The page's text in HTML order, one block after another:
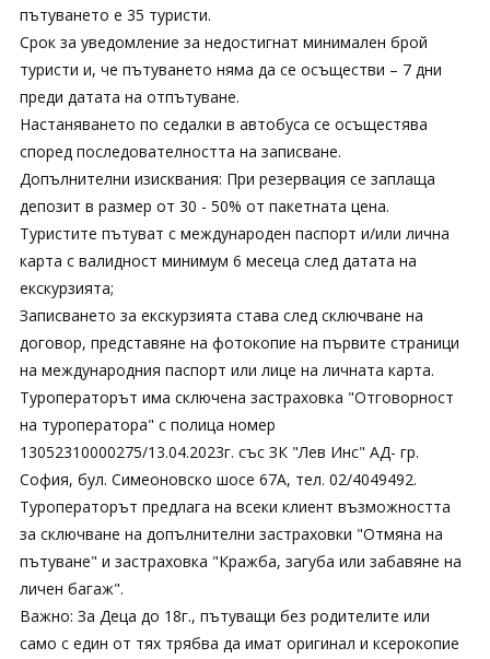
пътуването е 35 туристи.
Срок за уведомление за недостигнат минимален брой
туристи и, че пътуването няма да се осъществи – 7 дни
преди датата на отпътуване.
Настаняването по седалки в автобуса се осъщестява
според последователността на записване.
Допълнителни изисквания: При резервация се заплаща
депозит в размер от 30 - 50% от пакетната цена.
Туристите пътуват с международен паспорт и/или лична
карта с валидност минимум 6 месеца след датата на
екскурзията;
Записването за екскурзията става след сключване на
договор, представяне на фотокопие на първите страници
на международния паспорт или лице на личната карта.
Туроператорът има сключена застраховка "Отговорност
на туроператора" с полица номер
13052310000275/13.04.2023г. със ЗК "Лев Инс" АД- гр.
София, бул. Симеоновско шосе 67А, тел. 02/4049492.
Туроператорът предлага на всеки клиент възможността
за сключване на допълнителни застраховки "Отмяна на
пътуване" и застраховка "Кражба, загуба или забавяне на
личен багаж".
Важно: За Деца до 18г., пътуващи без родителите или
само с един от тях трябва да имат оригинал и ксерокопие